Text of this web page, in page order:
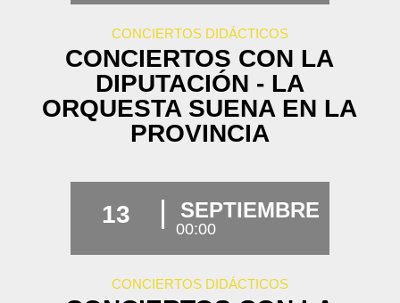
CONCIERTOS DIDÁCTICOS
CONCIERTOS CON LA
DIPUTACIÓN - LA
ORQUESTA SUENA EN LA
PROVINCIA
13 SEPTIEMBRE
00:00
CONCIERTOS DIDÁCTICOS